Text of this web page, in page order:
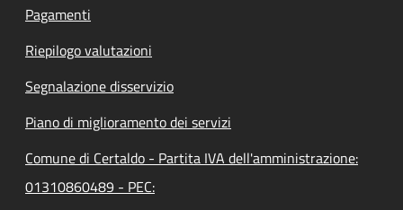
Pagamenti
Riepilogo valutazioni
Segnalazione disservizio
Piano di miglioramento dei servizi
Comune di Certaldo - Partita IVA dell'amministrazione:
01310860489 - PEC: